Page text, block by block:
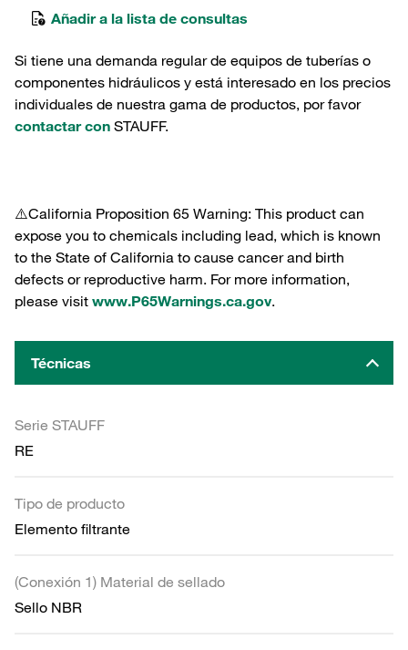
Añadir a la lista de consultas
Si tiene una demanda regular de equipos de tuberías o
componentes hidráulicos y está interesado en los precios
individuales de nuestra gama de productos, por favor
contactar con STAUFF.
⚠️California Proposition 65 Warning: This product can
expose you to chemicals including lead, which is known
to the State of California to cause cancer and birth
defects or reproductive harm. For more information,
please visit www.P65Warnings.ca.gov.
Técnicas
Serie STAUFF
RE
Tipo de producto
Elemento filtrante
(Conexión 1) Material de sellado
Sello NBR